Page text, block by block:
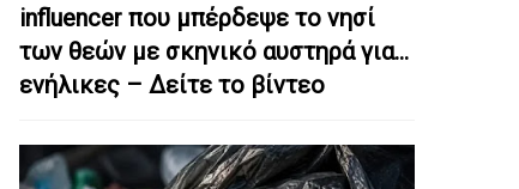
influencer που μπέρδεψε το νησί
των θεών με σκηνικό αυστηρά για…
ενήλικες – Δείτε το βίντεο